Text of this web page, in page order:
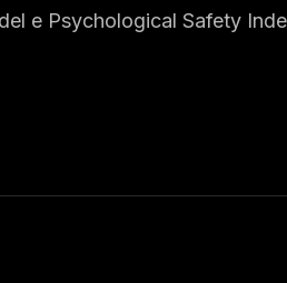
e Psychological Safety